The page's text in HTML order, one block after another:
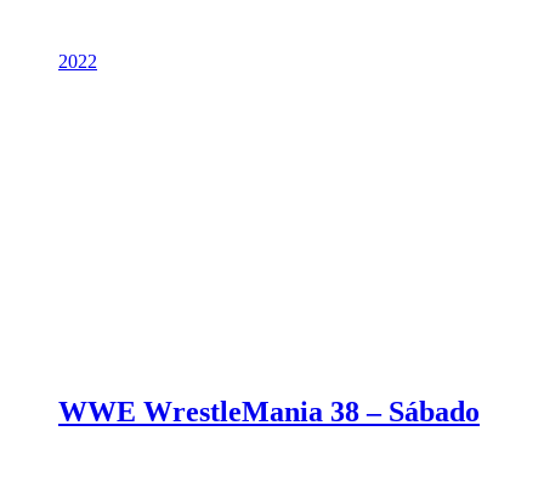
2022
WWE WrestleMania 38 – Sábado